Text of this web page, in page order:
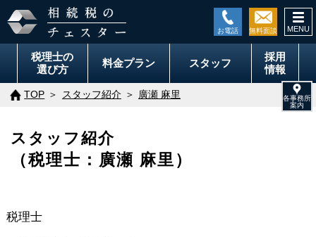
税理士の
選び方
料金プラン スタッフ
採用
情報
TOP スタッフ紹介 廣瀬 麻里
スタッフ紹介
（税理士：廣瀬 麻里）
税理士